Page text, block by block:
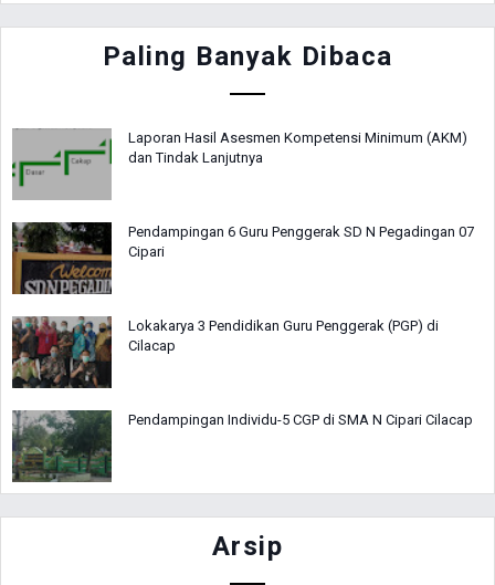
Paling Banyak Dibaca
Laporan Hasil Asesmen Kompetensi Minimum (AKM)
dan Tindak Lanjutnya
Pendampingan 6 Guru Penggerak SD N Pegadingan 07
Cipari
Lokakarya 3 Pendidikan Guru Penggerak (PGP) di
Cilacap
Pendampingan Individu-5 CGP di SMA N Cipari Cilacap
Arsip